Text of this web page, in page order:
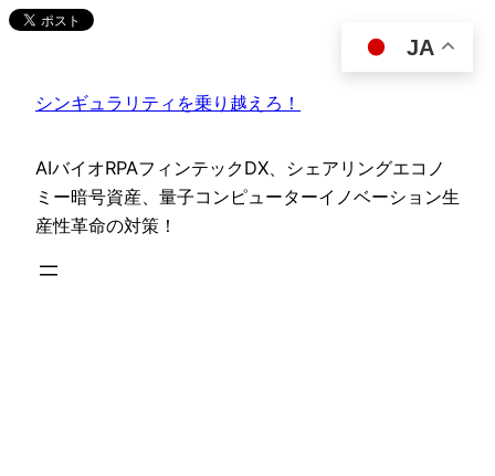
内
ス
ッ
プ
シンギュラリティを乗り越えろ！
AIバイオRPAフィンテックDX、シェアリングエコノ
ミー暗号資産、量子コンピューターイノベーション生
産性革命の対策！
JA